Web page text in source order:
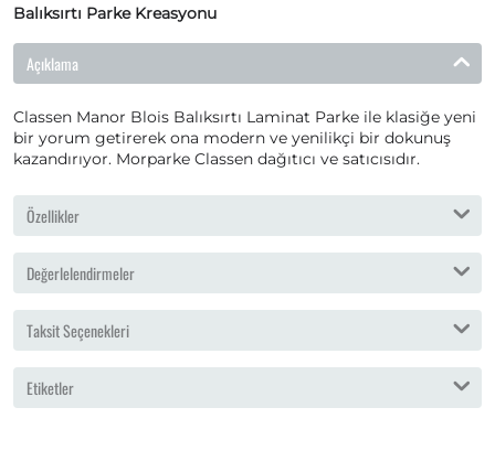
Balıksırtı Parke Kreasyonu
Açıklama
Classen Manor Blois Balıksırtı Laminat Parke ile klasiğe yeni
bir yorum getirerek ona modern ve yenilikçi bir dokunuş
kazandırıyor. Morparke Classen dağıtıcı ve satıcısıdır.
Özellikler
Değerlelendirmeler
Taksit Seçenekleri
Etiketler